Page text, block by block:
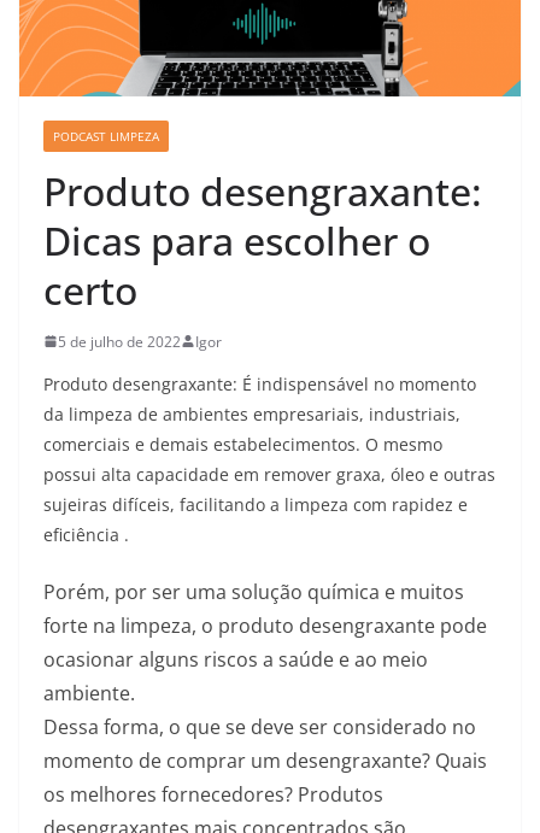
PODCAST LIMPEZA
Produto desengraxante:
Dicas para escolher o
certo
5 de julho de 2022 Igor
Produto desengraxante: É indispensável no momento
da limpeza de ambientes empresariais, industriais,
comerciais e demais estabelecimentos. O mesmo
possui alta capacidade em remover graxa, óleo e outras
sujeiras difíceis, facilitando a limpeza com rapidez e
eficiência .
Porém, por ser uma solução química e muitos
forte na limpeza, o produto desengraxante pode
ocasionar alguns riscos a saúde e ao meio
ambiente.
Dessa forma, o que se deve ser considerado no
momento de comprar um desengraxante? Quais
os melhores fornecedores? Produtos
desengraxantes mais concentrados são